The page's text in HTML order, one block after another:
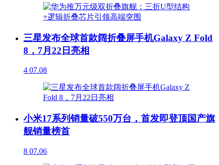
三星发布全球首款阔折叠屏手机Galaxy Z Fold
8，7月22日亮相
4 07.08
小米17系列销量破550万台，首发即登顶国产旗
舰销量榜首
8 07.06